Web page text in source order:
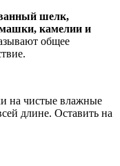
шелк,
камелии и
общее
на чистые влажные
длине. Оставить на